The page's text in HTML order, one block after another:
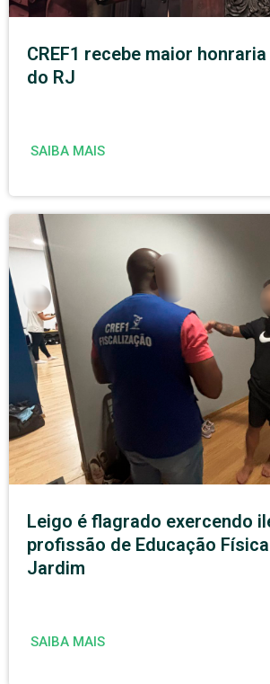
CREF1 recebe maior
do RJ
SAIBA MAIS
Leigo é flagrado exercendo
profissão de Educação
Jardim
SAIBA MAIS